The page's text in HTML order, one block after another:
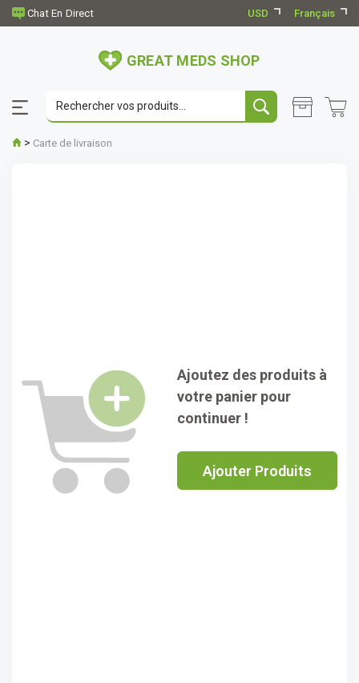
USD Français
GREAT MEDS SHOP
> Carte de livraison
Ajoutez des produits à
votre panier pour
continuer !
Ajouter Produits